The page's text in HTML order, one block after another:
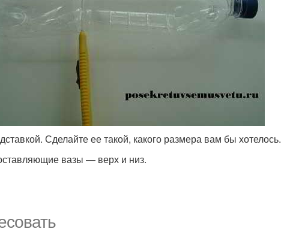
Сделайте ее такой, какого размера вам бы хотелось.
вазы — верх и низ.